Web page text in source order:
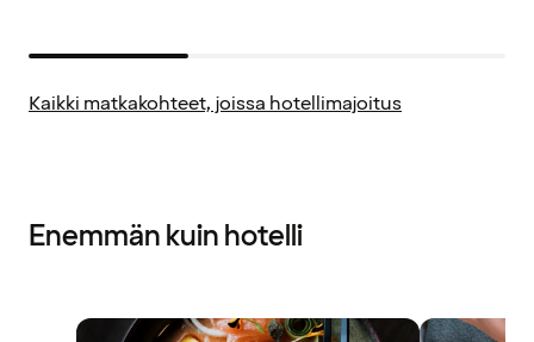
Kaikki matkakohteet, joissa hotellimajoitus
Enemmän kuin hotelli